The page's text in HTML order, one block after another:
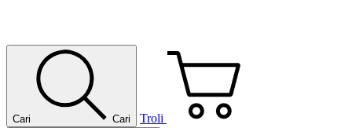
Cari Cari Troli